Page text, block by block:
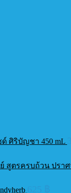
ด์ ศิริบัญชา 450 mL
ย์ สูตรครบถ้วน ปรา